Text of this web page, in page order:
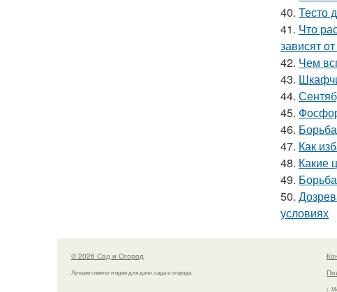
40. Тесто
41. Что
зависят
42. Чем
43.
44.
45.
46.
47. Как
48. Какие
49.
50.
условиях
© 2026 Сад и Огород
Лучшие советы и идеи для дачи, сада и огорода
г.